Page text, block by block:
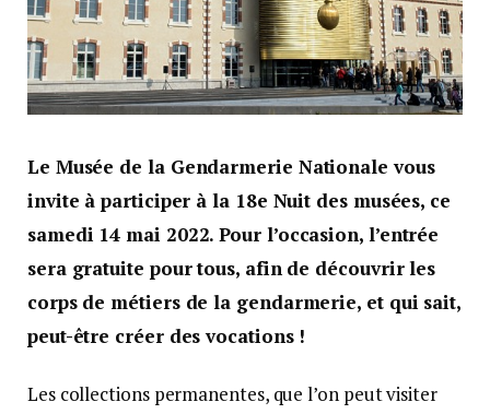
Le Musée de la Gendarmerie Nationale vous
invite à participer à la 18e Nuit des musées, ce
samedi 14 mai 2022. Pour l’occasion, l’entrée
sera gratuite pour tous, afin de découvrir les
corps de métiers de la gendarmerie, et qui sait,
peut-être créer des vocations !
Les collections permanentes, que l’on peut visiter